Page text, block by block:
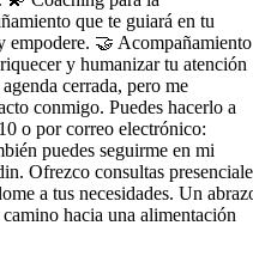
que te guiará en tu
empodere. 🤝 Acompañamiento
y humanizar tu atención
cerrada, pero me
conmigo. Puedes hacerlo a
o por correo electrónico:
puedes seguirme en mi
Ofrezco consultas
a tus necesidades. Un
hacia una alimentación